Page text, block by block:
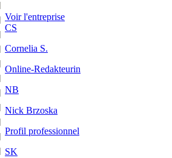
Voir l'entreprise
CS
Cornelia S.
Online-Redakteurin
NB
Nick Brzoska
Profil professionnel
SK